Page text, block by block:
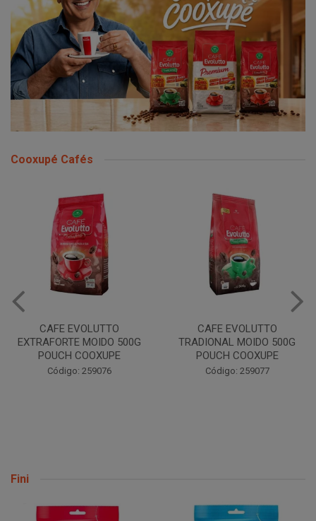
Cooxupé Cafés
CAFE EVOLUTTO
EXTRAFORTE MOIDO 500G
POUCH COOXUPE
Código: 259076
CAFE EVOLUTTO
TRADIONAL MOIDO 500G
POUCH COOXUPE
Código: 259077
Fini